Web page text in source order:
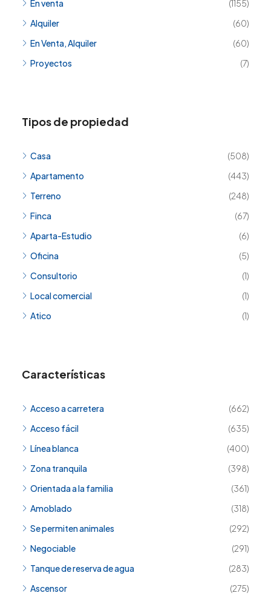
En venta
(1155)
Alquiler
(60)
En Venta, Alquiler
(60)
Proyectos
(7)
Tipos de propiedad
Casa
(508)
Apartamento
(443)
Terreno
(248)
Finca
(67)
Aparta-Estudio
(6)
Oficina
(5)
Consultorio
(1)
Local comercial
(1)
Atico
(1)
Características
Acceso a carretera
(662)
Acceso fácil
(635)
Línea blanca
(400)
Zona tranquila
(398)
Orientada a la familia
(361)
Amoblado
(318)
Se permiten animales
(292)
Negociable
(291)
Tanque de reserva de agua
(283)
Ascensor
(275)